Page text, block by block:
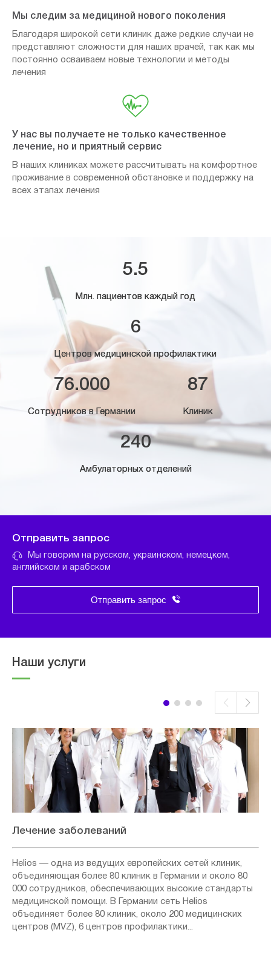
Мы следим за медициной нового поколения
Благодаря широкой сети клиник даже редкие случаи не
представляют сложности для наших врачей, так как мы
постоянно осваиваем новые технологии и методы
лечения
У нас вы получаете не только качественное
лечение, но и приятный сервис
В наших клиниках можете рассчитывать на комфортное
проживание в современной обстановке и поддержку на
всех этапах лечения
5.5
Млн. пациентов каждый год
6
Центров медицинской профилактики
76.000
Сотрудников в Германии
87
Клиник
240
Амбулаторных отделений
Отправить запрос
Мы говорим на русском, украинском, немецком,
английском и арабском
Отправить запрос
Наши услуги
Лечение заболеваний
Helios — одна из ведущих европейских сетей клиник,
объединяющая более 80 клиник в Германии и около 80
000 сотрудников, обеспечивающих высокие стандарты
медицинской помощи. В Германии сеть Helios
объединяет более 80 клиник, около 200 медицинских
центров (MVZ), 6 центров профилактики...